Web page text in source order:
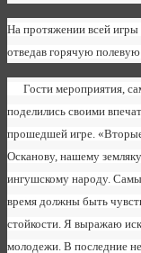
На протяжении всей игры
отведав горячую
Гости мероприятия,
поделились своими
прошедшей игре.
Осканову, нашему
ингушскому народу.
время должны быть
стойкости. Я выражаю
молодежи. В последние